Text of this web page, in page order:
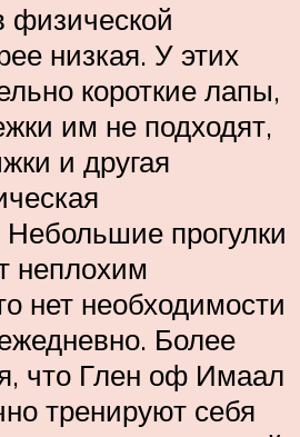
физической
низкая. У этих
короткие лапы,
им не подходят,
и другая
Небольшие прогулки
неплохим
нет необходимости
Более
что Глен оф Имаал
тренируют себя